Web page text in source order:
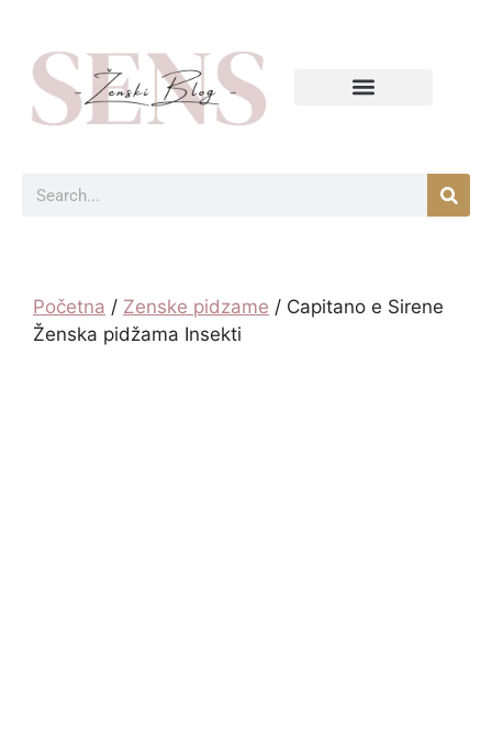
Početna / Zenske pidzame / Capitano e Sirene
Ženska pidžama Insekti